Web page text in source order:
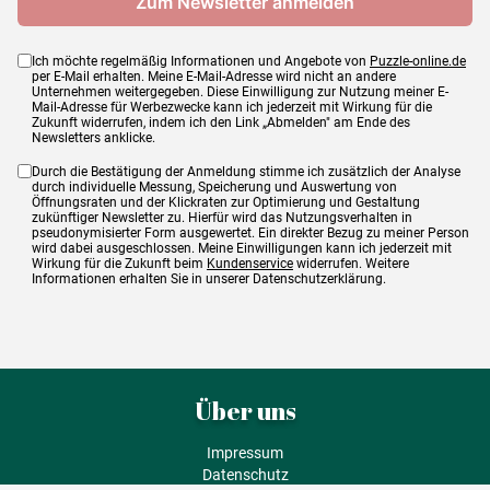
Ich möchte regelmäßig Informationen und Angebote von Puzzle-online.de
per E-Mail erhalten. Meine E-Mail-Adresse wird nicht an andere
Unternehmen weitergegeben. Diese Einwilligung zur Nutzung meiner E-
Mail-Adresse für Werbezwecke kann ich jederzeit mit Wirkung für die
Zukunft widerrufen, indem ich den Link „Abmelden" am Ende des
Newsletters anklicke.
Durch die Bestätigung der Anmeldung stimme ich zusätzlich der Analyse
durch individuelle Messung, Speicherung und Auswertung von
Öffnungsraten und der Klickraten zur Optimierung und Gestaltung
zukünftiger Newsletter zu. Hierfür wird das Nutzungsverhalten in
pseudonymisierter Form ausgewertet. Ein direkter Bezug zu meiner Person
wird dabei ausgeschlossen. Meine Einwilligungen kann ich jederzeit mit
Wirkung für die Zukunft beim Kundenservice widerrufen. Weitere
Informationen erhalten Sie in unserer Datenschutzerklärung.
Über uns
Impressum
Datenschutz